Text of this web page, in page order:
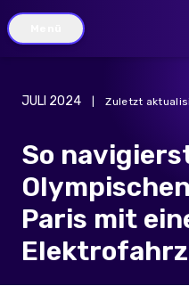
JULI 2024 Zuletzt
So
Paris mit